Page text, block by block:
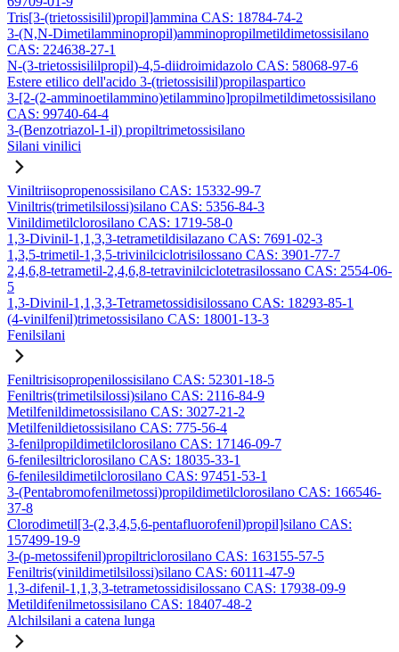
Tris[3-(trietossisilil)propil]ammina CAS: 18784-74-2
3-(N,N-Dimetilamminopropil)amminopropilmetildimetossisilano
CAS: 224638-27-1
N-(3-trietossisililpropil)-4,5-diidroimidazolo CAS: 58068-97-6
Estere etilico dell'acido 3-(trietossisilil)propilaspartico
3-[2-(2-amminoetilammino)etilammino]propilmetildimetossisilano
CAS: 99740-64-4
3-(Benzotriazol-1-il) propiltrimetossisilano
Silani vinilici
Viniltriisopropenossisilano CAS: 15332-99-7
Viniltris(trimetilsilossi)silano CAS: 5356-84-3
Vinildimetilclorosilano CAS: 1719-58-0
1,3-Divinil-1,1,3,3-tetrametildisilazano CAS: 7691-02-3
1,3,5-trimetil-1,3,5-trivinilciclotrisilossano CAS: 3901-77-7
2,4,6,8-tetrametil-2,4,6,8-tetravinilciclotetrasilossano CAS: 2554-06-
5
1,3-Divinil-1,1,3,3-Tetrametossidisilossano CAS: 18293-85-1
(4-vinilfenil)trimetossisilano CAS: 18001-13-3
Fenilsilani
Feniltrisisopropenilossisilano CAS: 52301-18-5
Feniltris(trimetilsilossi)silano CAS: 2116-84-9
Metilfenildimetossisilano CAS: 3027-21-2
Metilfenildietossisilano CAS: 775-56-4
3-fenilpropildimetilclorosilano CAS: 17146-09-7
6-fenilesiltriclorosilano CAS: 18035-33-1
6-fenilesildimetilclorosilano CAS: 97451-53-1
3-(Pentabromofenilmetossi)propildimetilclorosilano CAS: 166546-
37-8
Clorodimetil[3-(2,3,4,5,6-pentafluorofenil)propil]silano CAS:
157499-19-9
3-(p-metossifenil)propiltriclorosilano CAS: 163155-57-5
Feniltris(vinildimetilsilossi)silano CAS: 60111-47-9
1,3-difenil-1,1,3,3-tetrametossidisilossano CAS: 17938-09-9
Metildifenilmetossisilano CAS: 18407-48-2
Alchilsilani a catena lunga